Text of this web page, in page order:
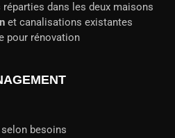
réparties dans les deux maisons
et canalisations existantes
pour rénovation
selon besoins